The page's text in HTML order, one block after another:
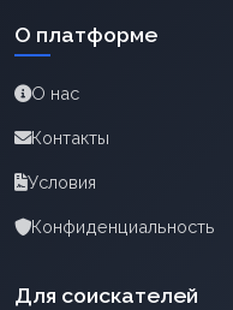
О платформе
О нас
Контакты
Условия
Конфиденциальность
Для соискателей